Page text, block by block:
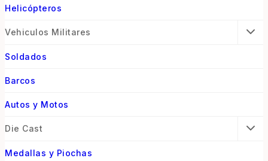
Helicópteros
Vehiculos Militares
Soldados
Barcos
Autos y Motos
Die Cast
Medallas y Piochas